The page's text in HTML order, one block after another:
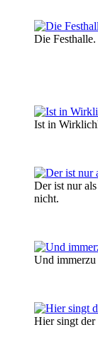
Die Festhalle.
Ist in
Der ist nur
nicht.
Und immerzu
Hier singt der